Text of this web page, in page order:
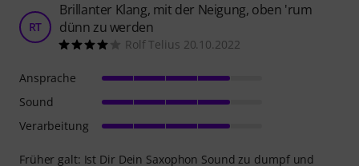
RT
Brillanter Klang, mit der Neigung, oben 'rum
dünn zu werden
Rolf Telius 20.10.2022
Früher galt: Ist Dir Dein Saxophon Sound zu dumpf und
Ansprache
Sound
Verarbeitung